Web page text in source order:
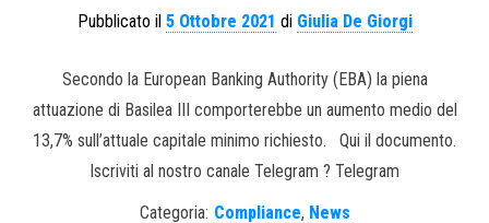
Pubblicato il 5 Ottobre 2021 di Giulia De Giorgi
Secondo la European Banking Authority (EBA) la piena
attuazione di Basilea III comporterebbe un aumento medio del
13,7% sull’attuale capitale minimo richiesto. Qui il documento.
Iscriviti al nostro canale Telegram ? Telegram
Categoria: Compliance, News